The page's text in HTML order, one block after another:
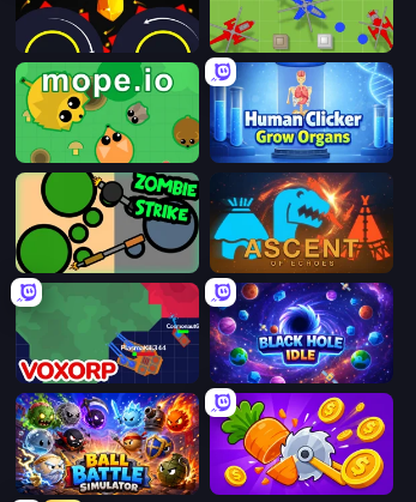
Crusher Clicker Copter.io
Mope.io Human Clicker: Grow Organs
ZombieStrike Ascent of Echoes
Voxorp Black Hole Idle
Ball Battle Simulator Farm Ring Idle